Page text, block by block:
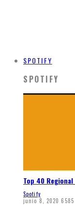
SPOTIFY
SPOTIFY
Top 40
Spotify
junio 8, 2020 6585